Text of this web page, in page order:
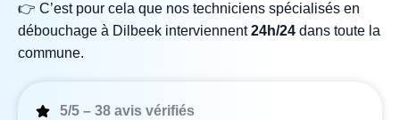
👉 C’est pour cela que nos techniciens spécialisés en
débouchage à Dilbeek interviennent24h/24 dans toute la
commune.
5/5 – 38 avis vérifiés